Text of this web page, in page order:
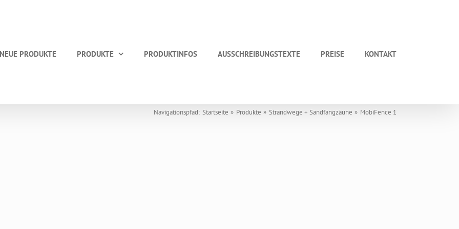
NEUE PRODUKTE PRODUKTE PRODUKTINFOS AUSSCHREIBUNGSTEXTE PREISE KONTAKT
Navigationspfad: Startseite Produkte Strandwege + Sandfangzäune MobiFence 1